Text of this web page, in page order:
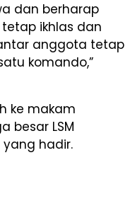
dan berharap
ikhlas dan
anggota tetap
komando,”
ke makam
besar LSM
hadir.